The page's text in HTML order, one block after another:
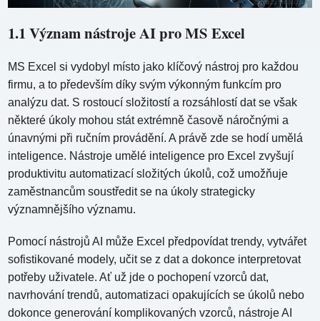
1.1 Význam nástroje AI pro MS Excel
MS Excel si vydobyl místo jako klíčový nástroj pro každou
firmu, a to především díky svým výkonným funkcím pro
analýzu dat. S rostoucí složitostí a rozsáhlostí dat se však
některé úkoly mohou stát extrémně časově náročnými a
únavnými při ručním provádění. A právě zde se hodí umělá
inteligence. Nástroje umělé inteligence pro Excel zvyšují
produktivitu automatizací složitých úkolů, což umožňuje
zaměstnancům soustředit se na úkoly strategicky
významnějšího významu.
Pomocí nástrojů AI může Excel předpovídat trendy, vytvářet
sofistikované modely, učit se z dat a dokonce interpretovat
potřeby uživatele. Ať už jde o pochopení vzorců dat,
navrhování trendů, automatizaci opakujících se úkolů nebo
dokonce generování komplikovaných vzorců, nástroje AI